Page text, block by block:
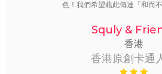
色！我們希望藉此傳達「和而不
Squly &
香港
香港原創卡通